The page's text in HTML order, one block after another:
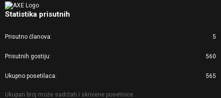
Statistika prisutnih
Prisutno članova 5
Prisutnih gostiju 560
Ukupno posetilaca 565
Ukupan broj može sadržati i skrivene posetioce.